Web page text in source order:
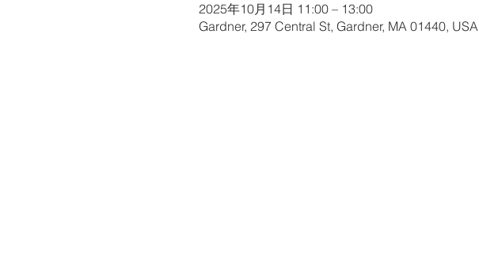
2025年10月14日 11:00 – 13:00
Gardner, 297 Central St, Gardner, MA 01440, USA